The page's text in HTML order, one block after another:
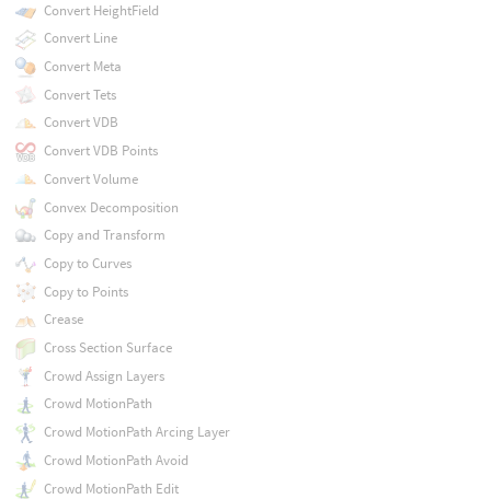
Convert HeightField
Convert Line
Convert Meta
Convert Tets
Convert VDB
Convert VDB Points
Convert Volume
Convex Decomposition
Copy and Transform
Copy to Curves
Copy to Points
Crease
Cross Section Surface
Crowd Assign Layers
Crowd MotionPath
Crowd MotionPath Arcing Layer
Crowd MotionPath Avoid
Crowd MotionPath Edit